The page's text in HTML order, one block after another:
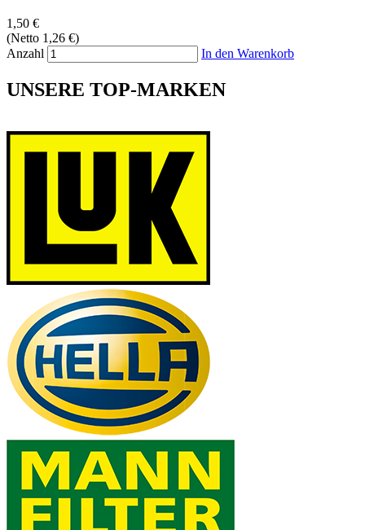
1,50 €
(Netto 1,26 €)
Anzahl
In den Warenkorb
UNSERE TOP-MARKEN